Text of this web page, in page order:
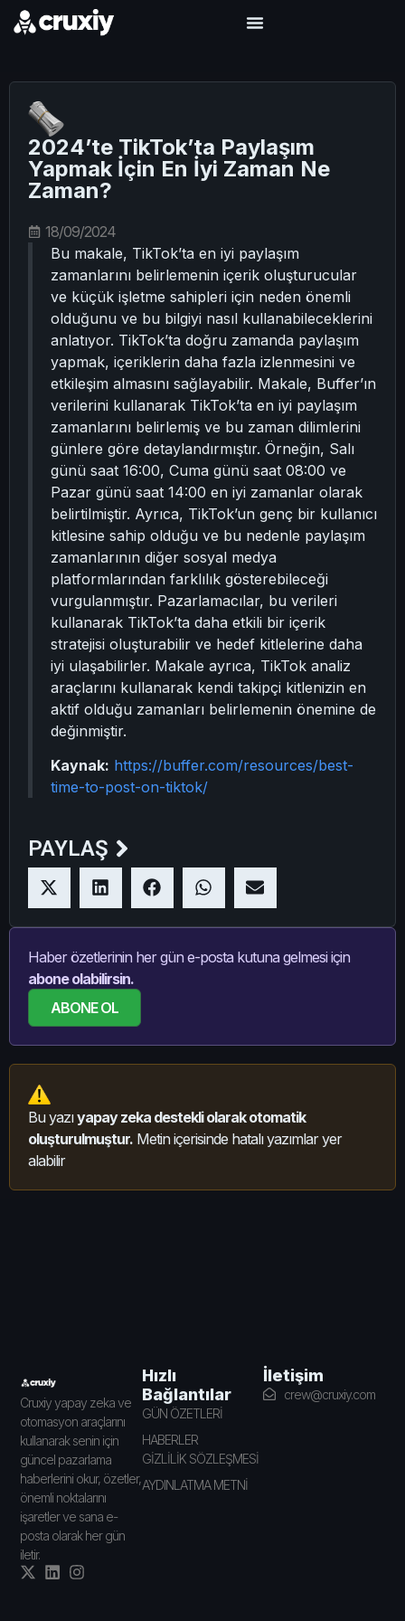
2024’te TikTok’ta Paylaşım
Yapmak İçin En İyi Zaman Ne
Zaman?
18/09/2024
Bu makale, TikTok’ta en iyi paylaşım
zamanlarını belirlemenin içerik oluşturucular
ve küçük işletme sahipleri için neden önemli
olduğunu ve bu bilgiyi nasıl kullanabileceklerini
anlatıyor. TikTok’ta doğru zamanda paylaşım
yapmak, içeriklerin daha fazla izlenmesini ve
etkileşim almasını sağlayabilir. Makale, Buffer’ın
verilerini kullanarak TikTok’ta en iyi paylaşım
zamanlarını belirlemiş ve bu zaman dilimlerini
günlere göre detaylandırmıştır. Örneğin, Salı
günü saat 16:00, Cuma günü saat 08:00 ve
Pazar günü saat 14:00 en iyi zamanlar olarak
belirtilmiştir. Ayrıca, TikTok’un genç bir kullanıcı
kitlesine sahip olduğu ve bu nedenle paylaşım
zamanlarının diğer sosyal medya
platformlarından farklılık gösterebileceği
vurgulanmıştır. Pazarlamacılar, bu verileri
kullanarak TikTok’ta daha etkili bir içerik
stratejisi oluşturabilir ve hedef kitlelerine daha
iyi ulaşabilirler. Makale ayrıca, TikTok analiz
araçlarını kullanarak kendi takipçi kitlenizin en
aktif olduğu zamanları belirlemenin önemine de
değinmiştir.
Kaynak: https://buffer.com/resources/best-
time-to-post-on-tiktok/
PAYLAŞ
Haber özetlerinin her gün e-posta kutuna gelmesi için
abone olabilirsin.
ABONE OL
Bu yazıyapay zeka destekli olarak otomatik
oluşturulmuştur. Metin içerisinde hatalı yazımlar yer
alabilir
Cruxiy yapay zeka ve
otomasyon araçlarını
kullanarak senin için
güncel pazarlama
haberlerini okur, özetler,
önemli noktalarını
işaretler ve sana e-
posta olarak her gün
iletir.
Hızlı
Bağlantılar
GÜN ÖZETLERİ
HABERLER
GİZLİLİK SÖZLEŞMESİ
AYDINLATMA METNİ
İletişim
crew@cruxiy.com